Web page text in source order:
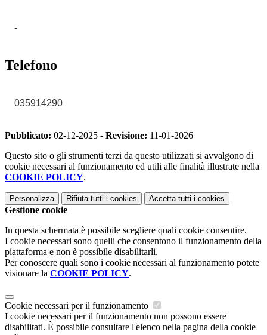
-
Telefono
035914290
Pubblicato: 02-12-2025 - Revisione: 11-01-2026
Questo sito o gli strumenti terzi da questo utilizzati si avvalgono di
cookie necessari al funzionamento ed utili alle finalità illustrate nella
COOKIE POLICY.
Personalizza Rifiuta tutti i cookies Accetta tutti i cookies
Gestione cookie
In questa schermata è possibile scegliere quali cookie consentire.
I cookie necessari sono quelli che consentono il funzionamento della
piattaforma e non è possibile disabilitarli.
Per conoscere quali sono i cookie necessari al funzionamento potete
visionare la COOKIE POLICY.
Cookie necessari per il funzionamento
I cookie necessari per il funzionamento non possono essere
disabilitati. È possibile consultare l'elenco nella pagina della cookie